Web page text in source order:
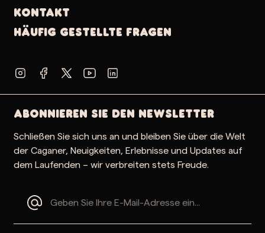
Kontakt
Häufig gestellte Fragen
Abonnieren Sie den Newsletter
Schließen Sie sich uns an und bleiben Sie über die Welt
der Caganer, Neuigkeiten, Erlebnisse und Updates auf
dem Laufenden – wir verbreiten stets Freude.